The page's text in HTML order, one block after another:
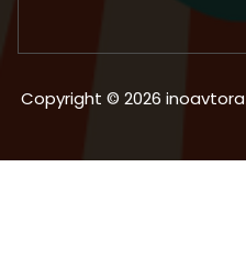
Copyright © 2026